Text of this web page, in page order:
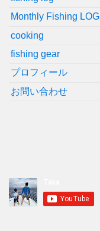
Monthly Fishing LOG
cooking
fishing gear
プロフィール
お問い合わせ